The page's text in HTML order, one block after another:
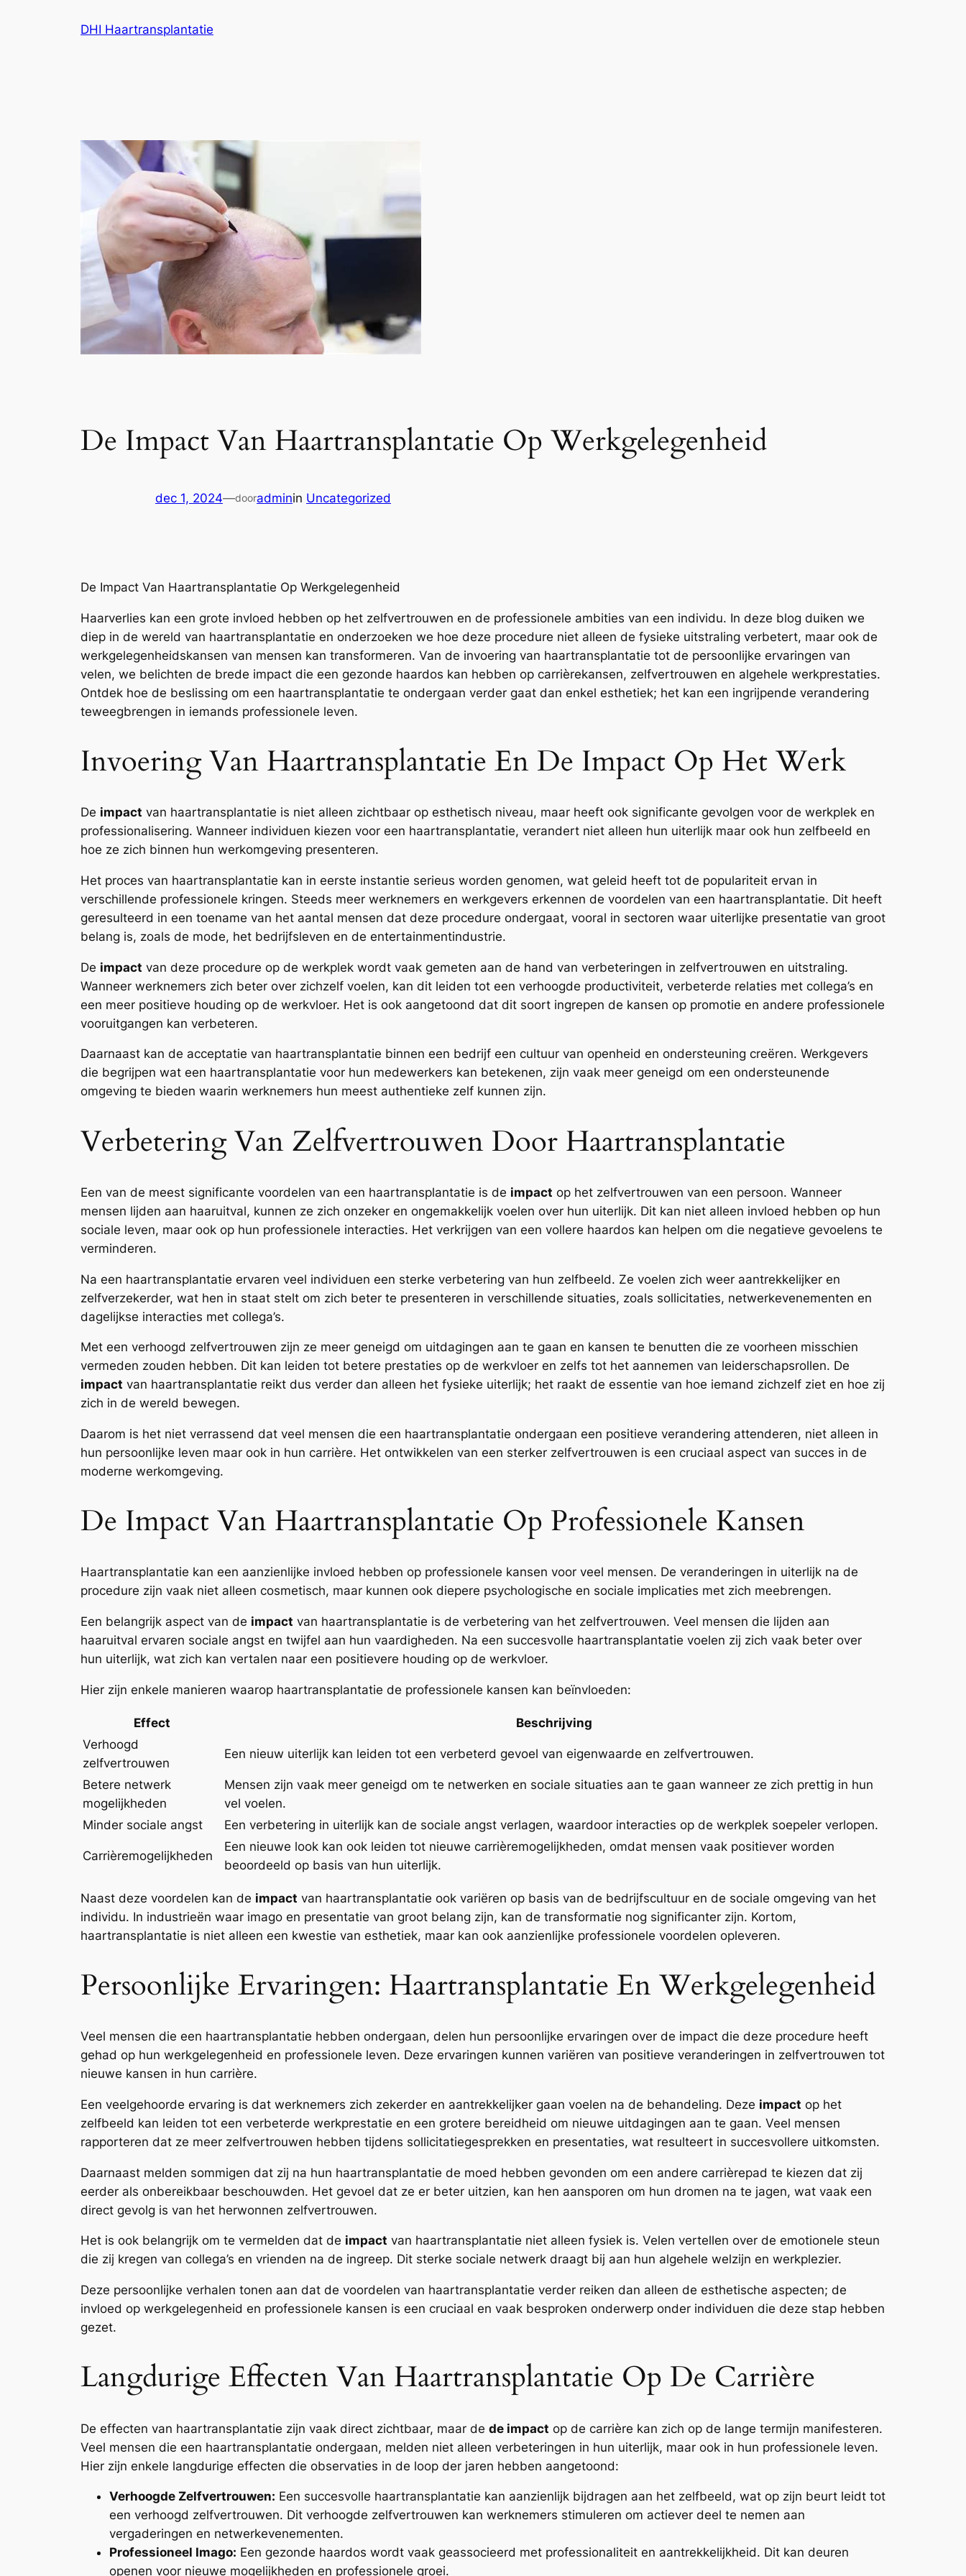
DHI Haartransplantatie
De Impact Van Haartransplantatie Op Werkgelegenheid
dec 1, 2024—dooradminin Uncategorized
De Impact Van Haartransplantatie Op Werkgelegenheid
Haarverlies kan een grote invloed hebben op het zelfvertrouwen en de professionele ambities van een individu. In deze blog duiken we
diep in de wereld van haartransplantatie en onderzoeken we hoe deze procedure niet alleen de fysieke uitstraling verbetert, maar ook de
werkgelegenheidskansen van mensen kan transformeren. Van de invoering van haartransplantatie tot de persoonlijke ervaringen van
velen, we belichten de brede impact die een gezonde haardos kan hebben op carrièrekansen, zelfvertrouwen en algehele werkprestaties.
Ontdek hoe de beslissing om een haartransplantatie te ondergaan verder gaat dan enkel esthetiek; het kan een ingrijpende verandering
teweegbrengen in iemands professionele leven.
Invoering Van Haartransplantatie En De Impact Op Het Werk
De impact van haartransplantatie is niet alleen zichtbaar op esthetisch niveau, maar heeft ook significante gevolgen voor de werkplek en
professionalisering. Wanneer individuen kiezen voor een haartransplantatie, verandert niet alleen hun uiterlijk maar ook hun zelfbeeld en
hoe ze zich binnen hun werkomgeving presenteren.
Het proces van haartransplantatie kan in eerste instantie serieus worden genomen, wat geleid heeft tot de populariteit ervan in
verschillende professionele kringen. Steeds meer werknemers en werkgevers erkennen de voordelen van een haartransplantatie. Dit heeft
geresulteerd in een toename van het aantal mensen dat deze procedure ondergaat, vooral in sectoren waar uiterlijke presentatie van groot
belang is, zoals de mode, het bedrijfsleven en de entertainmentindustrie.
De impact van deze procedure op de werkplek wordt vaak gemeten aan de hand van verbeteringen in zelfvertrouwen en uitstraling.
Wanneer werknemers zich beter over zichzelf voelen, kan dit leiden tot een verhoogde productiviteit, verbeterde relaties met collega’s en
een meer positieve houding op de werkvloer. Het is ook aangetoond dat dit soort ingrepen de kansen op promotie en andere professionele
vooruitgangen kan verbeteren.
Daarnaast kan de acceptatie van haartransplantatie binnen een bedrijf een cultuur van openheid en ondersteuning creëren. Werkgevers
die begrijpen wat een haartransplantatie voor hun medewerkers kan betekenen, zijn vaak meer geneigd om een ondersteunende
omgeving te bieden waarin werknemers hun meest authentieke zelf kunnen zijn.
Verbetering Van Zelfvertrouwen Door Haartransplantatie
Een van de meest significante voordelen van een haartransplantatie is de impact op het zelfvertrouwen van een persoon. Wanneer
mensen lijden aan haaruitval, kunnen ze zich onzeker en ongemakkelijk voelen over hun uiterlijk. Dit kan niet alleen invloed hebben op hun
sociale leven, maar ook op hun professionele interacties. Het verkrijgen van een vollere haardos kan helpen om die negatieve gevoelens te
verminderen.
Na een haartransplantatie ervaren veel individuen een sterke verbetering van hun zelfbeeld. Ze voelen zich weer aantrekkelijker en
zelfverzekerder, wat hen in staat stelt om zich beter te presenteren in verschillende situaties, zoals sollicitaties, netwerkevenementen en
dagelijkse interacties met collega’s.
Met een verhoogd zelfvertrouwen zijn ze meer geneigd om uitdagingen aan te gaan en kansen te benutten die ze voorheen misschien
vermeden zouden hebben. Dit kan leiden tot betere prestaties op de werkvloer en zelfs tot het aannemen van leiderschapsrollen. De
impact van haartransplantatie reikt dus verder dan alleen het fysieke uiterlijk; het raakt de essentie van hoe iemand zichzelf ziet en hoe zij
zich in de wereld bewegen.
Daarom is het niet verrassend dat veel mensen die een haartransplantatie ondergaan een positieve verandering attenderen, niet alleen in
hun persoonlijke leven maar ook in hun carrière. Het ontwikkelen van een sterker zelfvertrouwen is een cruciaal aspect van succes in de
moderne werkomgeving.
De Impact Van Haartransplantatie Op Professionele Kansen
Haartransplantatie kan een aanzienlijke invloed hebben op professionele kansen voor veel mensen. De veranderingen in uiterlijk na de
procedure zijn vaak niet alleen cosmetisch, maar kunnen ook diepere psychologische en sociale implicaties met zich meebrengen.
Een belangrijk aspect van de impact van haartransplantatie is de verbetering van het zelfvertrouwen. Veel mensen die lijden aan
haaruitval ervaren sociale angst en twijfel aan hun vaardigheden. Na een succesvolle haartransplantatie voelen zij zich vaak beter over
hun uiterlijk, wat zich kan vertalen naar een positievere houding op de werkvloer.
Hier zijn enkele manieren waarop haartransplantatie de professionele kansen kan beïnvloeden:
Effect
Beschrijving
Verhoogd
zelfvertrouwen
Een nieuw uiterlijk kan leiden tot een verbeterd gevoel van eigenwaarde en zelfvertrouwen.
Betere netwerk
mogelijkheden
Mensen zijn vaak meer geneigd om te netwerken en sociale situaties aan te gaan wanneer ze zich prettig in hun
vel voelen.
Minder sociale angst
Een verbetering in uiterlijk kan de sociale angst verlagen, waardoor interacties op de werkplek soepeler verlopen.
Carrièremogelijkheden
Een nieuwe look kan ook leiden tot nieuwe carrièremogelijkheden, omdat mensen vaak positiever worden
beoordeeld op basis van hun uiterlijk.
Naast deze voordelen kan de impact van haartransplantatie ook variëren op basis van de bedrijfscultuur en de sociale omgeving van het
individu. In industrieën waar imago en presentatie van groot belang zijn, kan de transformatie nog significanter zijn. Kortom,
haartransplantatie is niet alleen een kwestie van esthetiek, maar kan ook aanzienlijke professionele voordelen opleveren.
Persoonlijke Ervaringen: Haartransplantatie En Werkgelegenheid
Veel mensen die een haartransplantatie hebben ondergaan, delen hun persoonlijke ervaringen over de impact die deze procedure heeft
gehad op hun werkgelegenheid en professionele leven. Deze ervaringen kunnen variëren van positieve veranderingen in zelfvertrouwen tot
nieuwe kansen in hun carrière.
Een veelgehoorde ervaring is dat werknemers zich zekerder en aantrekkelijker gaan voelen na de behandeling. Deze impact op het
zelfbeeld kan leiden tot een verbeterde werkprestatie en een grotere bereidheid om nieuwe uitdagingen aan te gaan. Veel mensen
rapporteren dat ze meer zelfvertrouwen hebben tijdens sollicitatiegesprekken en presentaties, wat resulteert in succesvollere uitkomsten.
Daarnaast melden sommigen dat zij na hun haartransplantatie de moed hebben gevonden om een andere carrièrepad te kiezen dat zij
eerder als onbereikbaar beschouwden. Het gevoel dat ze er beter uitzien, kan hen aansporen om hun dromen na te jagen, wat vaak een
direct gevolg is van het herwonnen zelfvertrouwen.
Het is ook belangrijk om te vermelden dat de impact van haartransplantatie niet alleen fysiek is. Velen vertellen over de emotionele steun
die zij kregen van collega’s en vrienden na de ingreep. Dit sterke sociale netwerk draagt bij aan hun algehele welzijn en werkplezier.
Deze persoonlijke verhalen tonen aan dat de voordelen van haartransplantatie verder reiken dan alleen de esthetische aspecten; de
invloed op werkgelegenheid en professionele kansen is een cruciaal en vaak besproken onderwerp onder individuen die deze stap hebben
gezet.
Langdurige Effecten Van Haartransplantatie Op De Carrière
De effecten van haartransplantatie zijn vaak direct zichtbaar, maar de de impact op de carrière kan zich op de lange termijn manifesteren.
Veel mensen die een haartransplantatie ondergaan, melden niet alleen verbeteringen in hun uiterlijk, maar ook in hun professionele leven.
Hier zijn enkele langdurige effecten die observaties in de loop der jaren hebben aangetoond:
Verhoogde Zelfvertrouwen: Een succesvolle haartransplantatie kan aanzienlijk bijdragen aan het zelfbeeld, wat op zijn beurt leidt tot
een verhoogd zelfvertrouwen. Dit verhoogde zelfvertrouwen kan werknemers stimuleren om actiever deel te nemen aan
vergaderingen en netwerkevenementen.
Professioneel Imago: Een gezonde haardos wordt vaak geassocieerd met professionaliteit en aantrekkelijkheid. Dit kan deuren
openen voor nieuwe mogelijkheden en professionele groei.